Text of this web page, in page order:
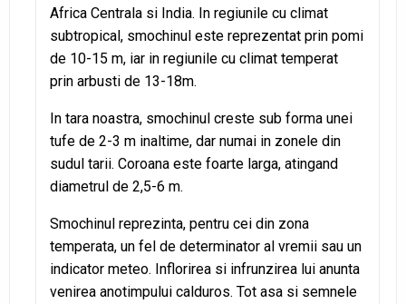
Africa Centrala si India. In regiunile cu climat
subtropical, smochinul este reprezentat prin pomi
de 10-15 m, iar in regiunile cu climat temperat
prin arbusti de 13-18m.
In tara noastra, smochinul creste sub forma unei
tufe de 2-3 m inaltime, dar numai in zonele din
sudul tarii. Coroana este foarte larga, atingand
diametrul de 2,5-6 m.
Smochinul reprezinta, pentru cei din zona
temperata, un fel de determinator al vremii sau un
indicator meteo. Inflorirea si infrunzirea lui anunta
venirea anotimpului calduros. Tot asa si semnele